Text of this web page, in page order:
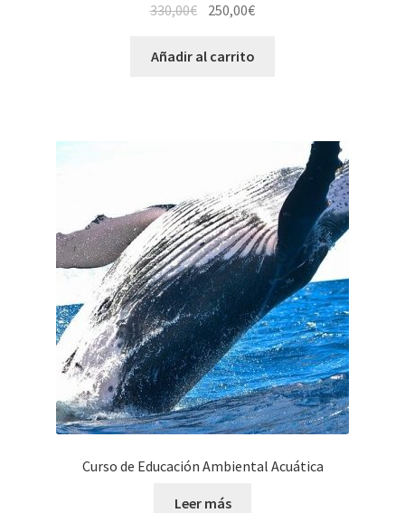
330,00€ 250,00€
Añadir al carrito
Curso de Educación Ambiental Acuática
Leer más